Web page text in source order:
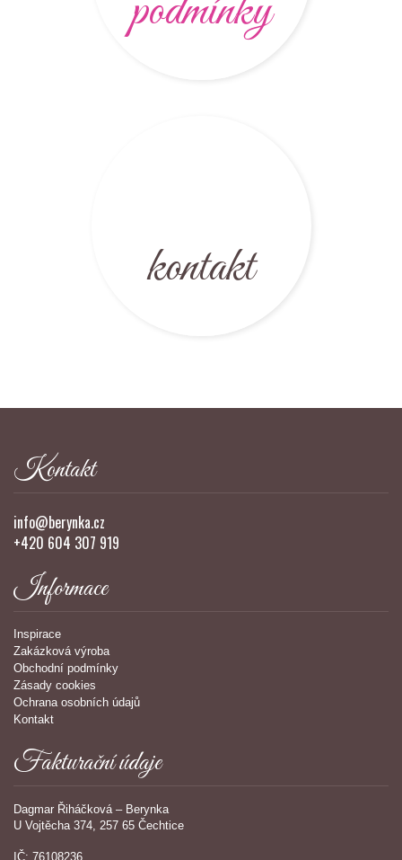
kontakt
Kontakt
info@berynka.cz
+420 604 307 919
Informace
Inspirace
Zakázková výroba
Obchodní podmínky
Zásady cookies
Ochrana osobních údajů
Kontakt
Fakturační údaje
Dagmar Řiháčková – Berynka
U Vojtěcha 374, 257 65 Čechtice
IČ: 76108236